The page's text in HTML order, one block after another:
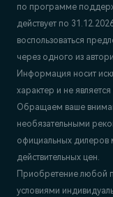
по программе
действует по
воспользоваться
через одного из
Информация носит
характер и не
Обращаем ваше
необязательными
официальных дилеров
действительных цен.
Приобретение любой
условиями